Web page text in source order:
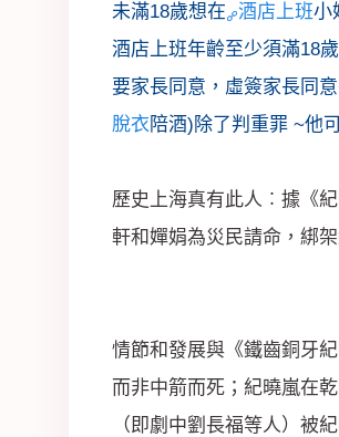
未滿18歲想在
酒店上班小
酒店上班年齡至少須滿18
要家長同意，虛簽家長同
脫衣 陪酒)除了判重罪 ~他
歷史上海真有此人︰據《
軒和嬋娟為災民請命，綁
情節和發展與《鐵齒銅牙
而非中箭而死；紀曉嵐在
（即劇中劉長福等人）被